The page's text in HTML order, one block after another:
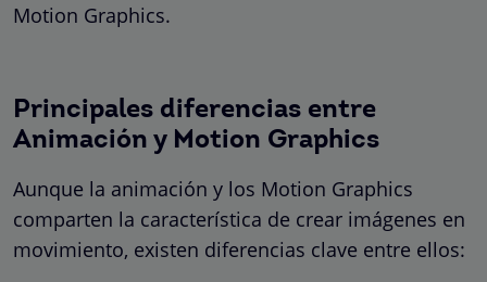
Motion Graphics.
Principales diferencias entre
Animación y Motion Graphics
Aunque la animación y los Motion Graphics
comparten la característica de crear imágenes en
movimiento, existen diferencias clave entre ellos: